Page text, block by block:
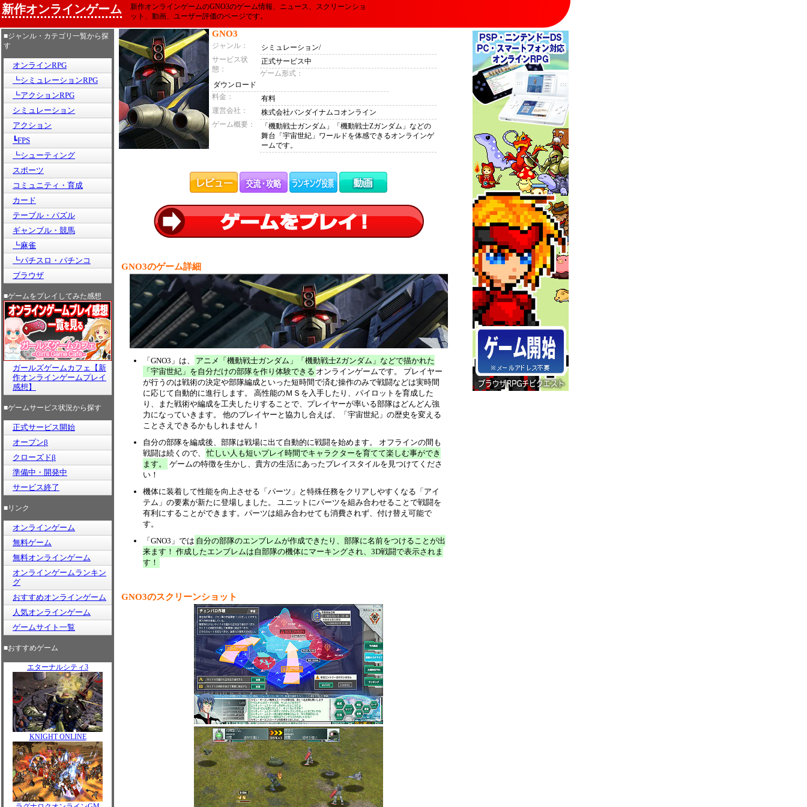
新作オンラインゲーム
新作オンラインゲームのGNO3のゲーム情報、ニュース、スクリーンショ
ット、動画、ユーザー評価のページです。
■ジャンル・カテゴリ一覧から探
す
オンラインRPG
┗シミュレーションRPG
┗アクションRPG
シミュレーション
アクション
┗FPS
┗シューティング
スポーツ
コミュニティ・育成
カード
テーブル・パズル
ギャンブル・競馬
┗麻雀
┗パチスロ・パチンコ
ブラウザ
■ゲームをプレイしてみた感想
ガールズゲームカフェ【新
作オンラインゲームプレイ
感想】
■ゲームサービス状況から探す
正式サービス開始
オープンβ
クローズドβ
準備中・開発中
サービス終了
■リンク
オンラインゲーム
無料ゲーム
無料オンラインゲーム
オンラインゲームランキン
グ
おすすめオンラインゲーム
人気オンラインゲーム
ゲームサイト一覧
■おすすめゲーム
エターナルシティ3
KNIGHT ONLINE
GNO3
ジャンル：
シミュレーション/
サービス状
態：
正式サービス中
ゲーム形式：
ダウンロード
料金：
有料
運営会社：
株式会社バンダイナムコオンライン
ゲーム概要：
「機動戦士ガンダム」「機動戦士Zガンダム」などの
舞台「宇宙世紀」ワールドを体感できるオンラインゲ
ームです。
GNO3のゲーム詳細
「GNO3」は、
アニメ「機動戦士ガンダム」「機動戦士Zガンダム」などで描かれた
「宇宙世紀」を自分だけの部隊を作り体験できる オンラインゲームです。 プレイヤー
が行うのは戦術の決定や部隊編成といった短時間で済む操作のみで戦闘などは実時間
に応じて自動的に進行します。 高性能のＭＳを入手したり、パイロットを育成した
り、また戦術や編成を工夫したりすることで、プレイヤーが率いる部隊はどんどん強
力になっていきます。 他のプレイヤーと協力し合えば、「宇宙世紀」の歴史を変える
ことさえできるかもしれません！
自分の部隊を編成後、部隊は戦場に出て自動的に戦闘を始めます。 オフラインの間も
戦闘は続くので、
忙しい人も短いプレイ時間でキャラクターを育てて楽しむ事ができ
ます。
ゲームの特徴を生かし、貴方の生活にあったプレイスタイルを見つけてくださ
い！
機体に装着して性能を向上させる「パーツ」と特殊任務をクリアしやすくなる「アイ
テム」の要素が新たに登場しました。 ユニットにパーツを組み合わせることで戦闘を
有利にすることができます。パーツは組み合わせても消費されず、付け替え可能で
す。
「GNO3」では 自分の部隊のエンブレムが作成できたり、部隊に名前をつけることが出
来ます！ 作成したエンブレムは自部隊の機体にマーキングされ、3D戦闘で表示されま
す！
GNO3のスクリーンショット